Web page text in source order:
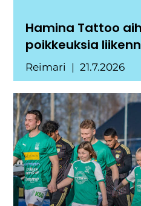
Hamina Tattoo
poikkeuksia
Reimari 21.7.2026